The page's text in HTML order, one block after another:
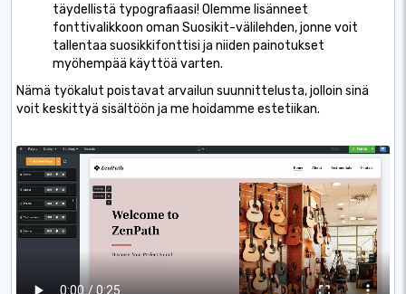
täydellistä typografiaasi! Olemme lisänneet
fonttivalikkoon oman Suosikit-välilehden, jonne voit
tallentaa suosikkifonttisi ja niiden painotukset
myöhempää käyttöä varten.
Nämä työkalut poistavat arvailun suunnittelusta, jolloin sinä
voit keskittyä sisältöön ja me hoidamme estetiikan.